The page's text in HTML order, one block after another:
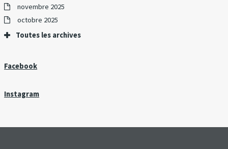
novembre 2025
octobre 2025
Toutes les archives
Facebook
Instagram